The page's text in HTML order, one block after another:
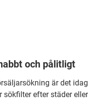
och pålitligt
är det
sökfilter efter städer